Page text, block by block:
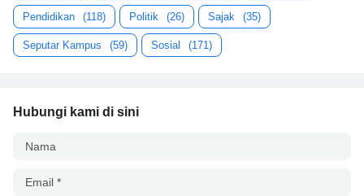
Pendidikan (118) Politik (26) Sajak (35)
Seputar Kampus (59) Sosial (171)
Hubungi kami di sini